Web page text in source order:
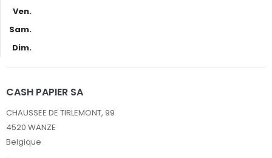
Ven.
Sam.
Dim.
CASH PAPIER SA
CHAUSSEE DE TIRLEMONT, 99
4520 WANZE
Belgique